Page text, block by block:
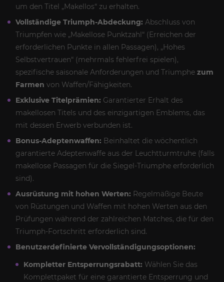
um den Titel „Makellos“ zu erhalten.
Vollständige Triumph-Abdeckung: Abschluss von
Triumpfen wie „Makellose Punktzahl“ (Erreichen der
erforderlichen Punkte in allen Passagen), „Hohes
Selbstvertrauen“ (mehrmals fehlerfrei spielen),
spezifische saisonale Anforderungen und Triumphe zum
Farmen von Waffen/Fähigkeiten.
Exklusive Titelprämien: Garantierter Erhalt des
makellosen Titels und des einzigartigen Emblems, das
mit dessen Erwerb verbunden ist.
Bonus-Adeptenwaffen: Beinhaltet die wöchentlich
garantierte Adeptenwaffe aus der Leuchtturmtruhe (falls
makellose Passagen für die Siegel-Triumphe erforderlich
sind).
Ausrüstung mit hohen Werten: Regelmäßige Beute
von Rüstungen und Waffen mit hohen Werten aus den
Prüfungen während der zahlreichen Matches, die für den
Triumph-Fortschritt erforderlich sind.
Benutzerdefinierte Vervollständigungsoptionen:
Kompletter Entsperrungsrabatt: Wählen Sie das
Komplettpaket für eine garantierte Entsperrung und